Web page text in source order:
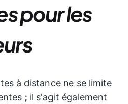
pour les
à distance ne se limite
; il s'agit également